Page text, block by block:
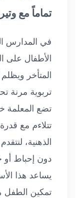
تماماً مع
في المدارس
الأطفال على
المتأخر ويظلم
تربوية مرنة
تضع
تتلاءم مع
الذهنية،
دون إحباط
يساعد هذا
تمكين الطفل